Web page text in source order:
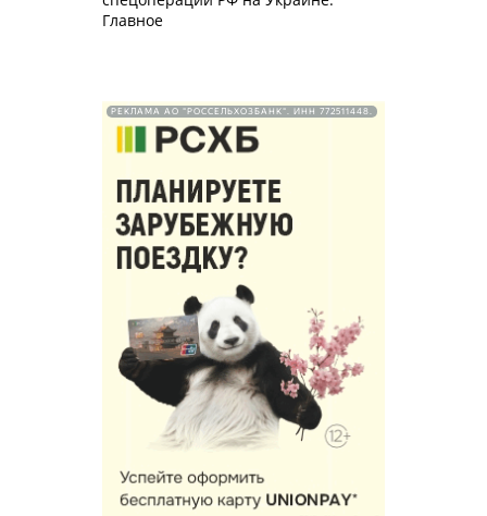
Главное
РЕКЛАМА АО "РОССЕЛЬХОЗБАНК". ИНН 772511448.